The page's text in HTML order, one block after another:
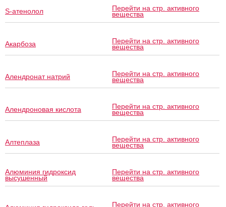
S-атенолол Перейти на стр. активного
вещества
Акарбоза Перейти на стр. активного
вещества
Алендронат натрий Перейти на стр. активного
вещества
Алендроновая кислота Перейти на стр. активного
вещества
Алтеплаза Перейти на стр. активного
вещества
Алюминия гидроксид
высушенный
Перейти на стр. активного
вещества
Перейти на стр. активного